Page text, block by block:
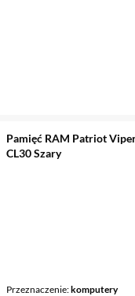
Pamięć RAM Patriot
CL30 Szary
Przeznaczenie komputery